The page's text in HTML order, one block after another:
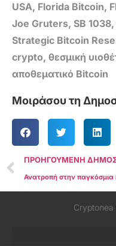
USA, Florida Bitcoin,
Joe Gruters, SB 1038,
Strategic Bitcoin
crypto, θεσμική
αποθεματικό Bitcoin
Μοιράσου τη